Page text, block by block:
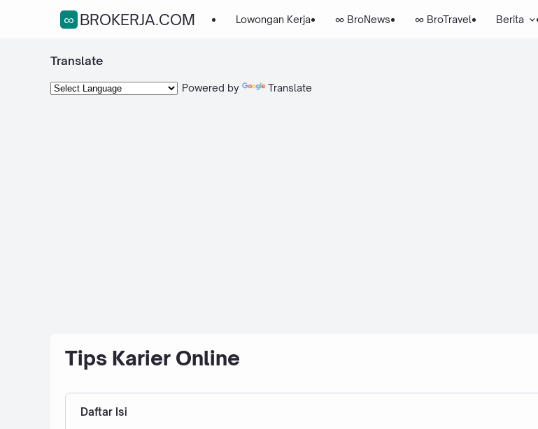
∞BROKERJA.COM Lowongan Kerja ∞ BroNews ∞ BroTravel Berita
Translate
Powered by Translate
Tips Karier Online
Daftar Isi